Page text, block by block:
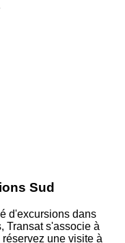
Sud
d'excursions dans
Transat s'associe à
une visite à